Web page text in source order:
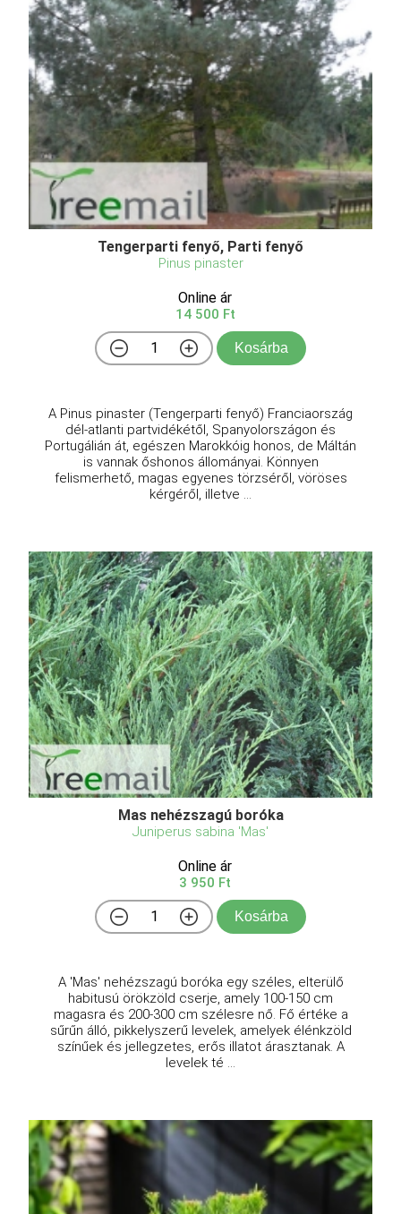
Tengerparti fenyő, Parti fenyő
Pinus pinaster
Online ár
14 500 Ft
Kosárba
A Pinus pinaster (Tengerparti fenyő) Franciaország
dél-atlanti partvidékétől, Spanyolországon és
Portugálián át, egészen Marokkóig honos, de Máltán
is vannak őshonos állományai. Könnyen
felismerhető, magas egyenes törzséről, vöröses
kérgéről, illetve ...
Mas nehézszagú boróka
Juniperus sabina 'Mas'
Online ár
3 950 Ft
Kosárba
A 'Mas' nehézszagú boróka egy széles, elterülő
habitusú örökzöld cserje, amely 100-150 cm
magasra és 200-300 cm szélesre nő. Fő értéke a
sűrűn álló, pikkelyszerű levelek, amelyek élénkzöld
színűek és jellegzetes, erős illatot árasztanak. A
levelek té ...